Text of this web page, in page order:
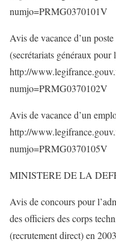
numjo=PRMG0370101V
Avis de vacance d’un
(secrétariats généraux pour
http://
numjo=PRMG0370102V
Avis de vacance d’un
http://
numjo=PRMG0370105V
MINISTERE DE LA
Avis de concours pour
des officiers des corps
(recrutement direct) en 2003